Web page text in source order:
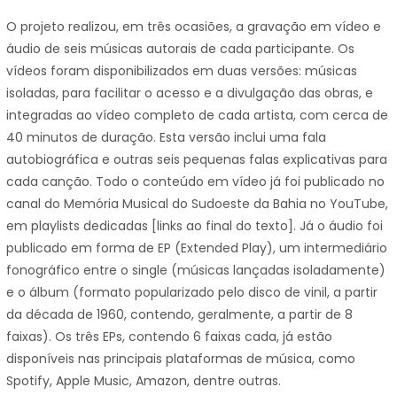
O projeto realizou, em três ocasiões, a gravação em vídeo e
áudio de seis músicas autorais de cada participante. Os
vídeos foram disponibilizados em duas versões: músicas
isoladas, para facilitar o acesso e a divulgação das obras, e
integradas ao vídeo completo de cada artista, com cerca de
40 minutos de duração. Esta versão inclui uma fala
autobiográfica e outras seis pequenas falas explicativas para
cada canção. Todo o conteúdo em vídeo já foi publicado no
canal do Memória Musical do Sudoeste da Bahia no YouTube,
em playlists dedicadas [links ao final do texto]. Já o áudio foi
publicado em forma de EP (Extended Play), um intermediário
fonográfico entre o single (músicas lançadas isoladamente)
e o álbum (formato popularizado pelo disco de vinil, a partir
da década de 1960, contendo, geralmente, a partir de 8
faixas). Os três EPs, contendo 6 faixas cada, já estão
disponíveis nas principais plataformas de música, como
Spotify, Apple Music, Amazon, dentre outras.